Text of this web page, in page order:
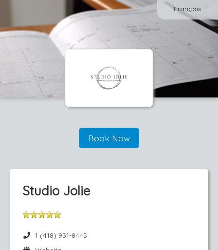
Français
Book Now
Studio Jolie
1 (418) 931-8445